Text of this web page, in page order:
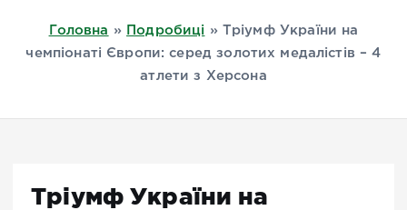
Головна » Подробиці »
Тріумф України на
чемпіонаті Європи: серед золотих медалістів – 4
атлети з Херсона
Тріумф України на